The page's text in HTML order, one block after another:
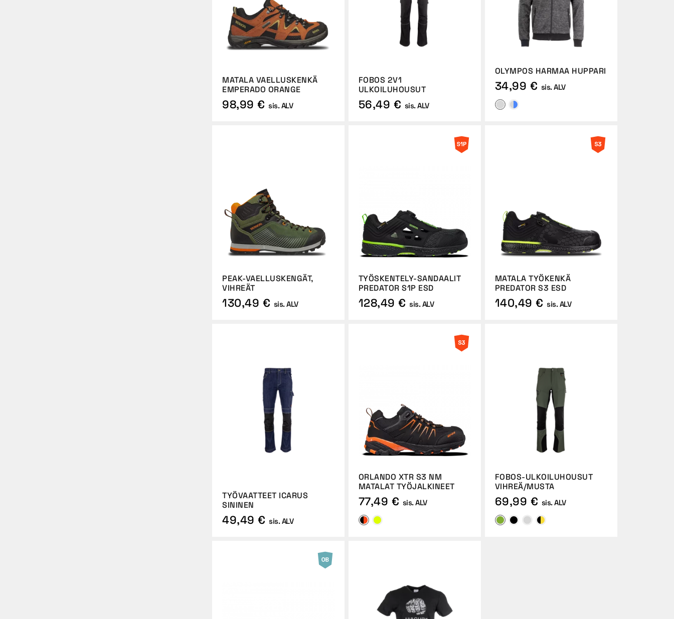
MATALA VAELLUSKENKÄ
EMPERADO ORANGE
98,99 € sis. ALV
FOBOS 2V1
ULKOILUHOUSUT
56,49 € sis. ALV
OLYMPOS HARMAA HUPPARI
34,99 € sis. ALV
PEAK-VAELLUSKENGÄT,
VIHREÄT
130,49 € sis. ALV
TYÖSKENTELY-SANDAALIT
PREDATOR S1P ESD
128,49 € sis. ALV
MATALA TYÖKENKÄ
PREDATOR S3 ESD
140,49 € sis. ALV
TYÖVAATTEET ICARUS
SININEN
49,49 € sis. ALV
ORLANDO XTR S3 NM
MATALAT TYÖJALKINEET
77,49 € sis. ALV
FOBOS-ULKOILUHOUSUT
VIHREÄ/MUSTA
69,99 € sis. ALV